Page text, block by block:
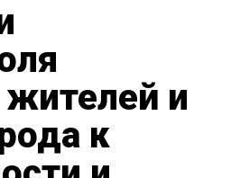
жителей и
к